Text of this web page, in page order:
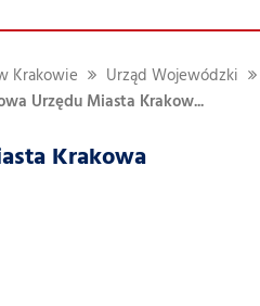
Krakowie Urząd Wojewódzki
Urzędu Miasta Krakow...
Krakowa